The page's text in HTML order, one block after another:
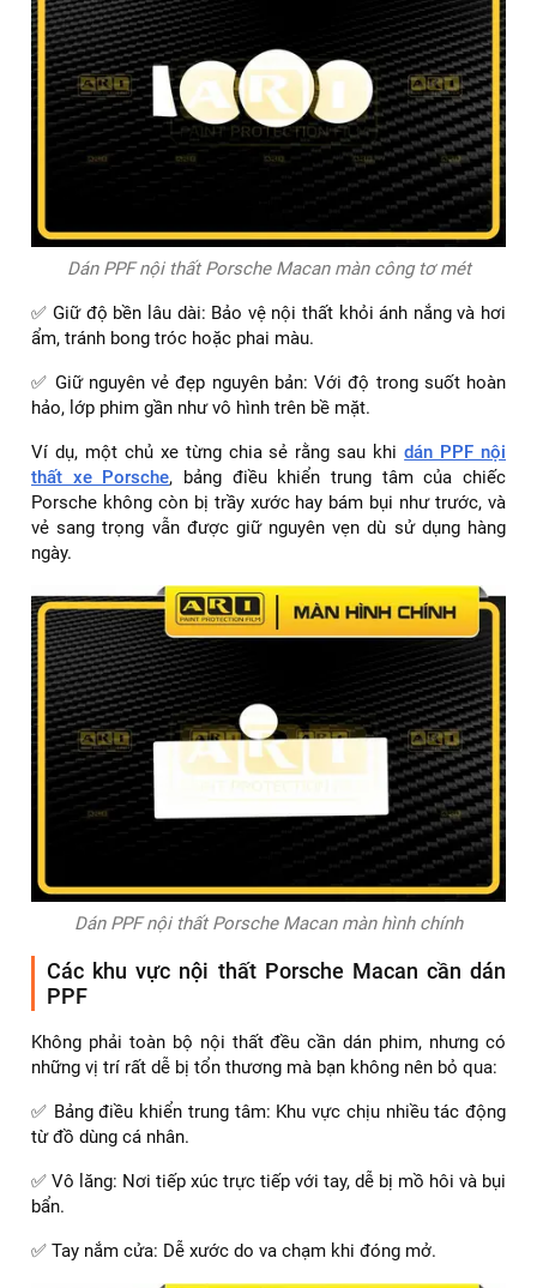
Dán PPF nội thất Porsche Macan màn công tơ mét
✅ Giữ độ bền lâu dài: Bảo vệ nội thất khỏi ánh nắng và hơi
ẩm, tránh bong tróc hoặc phai màu.
✅ Giữ nguyên vẻ đẹp nguyên bản: Với độ trong suốt hoàn
hảo, lớp phim gần như vô hình trên bề mặt.
Ví dụ, một chủ xe từng chia sẻ rằng sau khidán PPF nội
thất xe Porsche, bảng điều khiển trung tâm của chiếc
Porsche không còn bị trầy xước hay bám bụi như trước, và
vẻ sang trọng vẫn được giữ nguyên vẹn dù sử dụng hàng
ngày.
Dán PPF nội thất Porsche Macan màn hình chính
Các khu vực nội thất Porsche Macan cần dán
PPF
Không phải toàn bộ nội thất đều cần dán phim, nhưng có
những vị trí rất dễ bị tổn thương mà bạn không nên bỏ qua:
✅ Bảng điều khiển trung tâm: Khu vực chịu nhiều tác động
từ đồ dùng cá nhân.
✅ Vô lăng: Nơi tiếp xúc trực tiếp với tay, dễ bị mồ hôi và bụi
bẩn.
✅ Tay nắm cửa: Dễ xước do va chạm khi đóng mở.